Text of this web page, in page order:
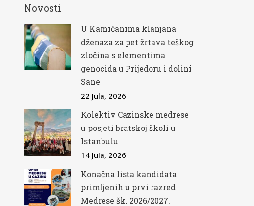
Novosti
U Kamičanima klanjana
dženaza za pet žrtava teškog
zločina s elementima
genocida u Prijedoru i dolini
Sane
22 Jula, 2026
Kolektiv Cazinske medrese
u posjeti bratskoj školi u
Istanbulu
14 Jula, 2026
Konačna lista kandidata
primljenih u prvi razred
Medrese šk. 2026/2027.